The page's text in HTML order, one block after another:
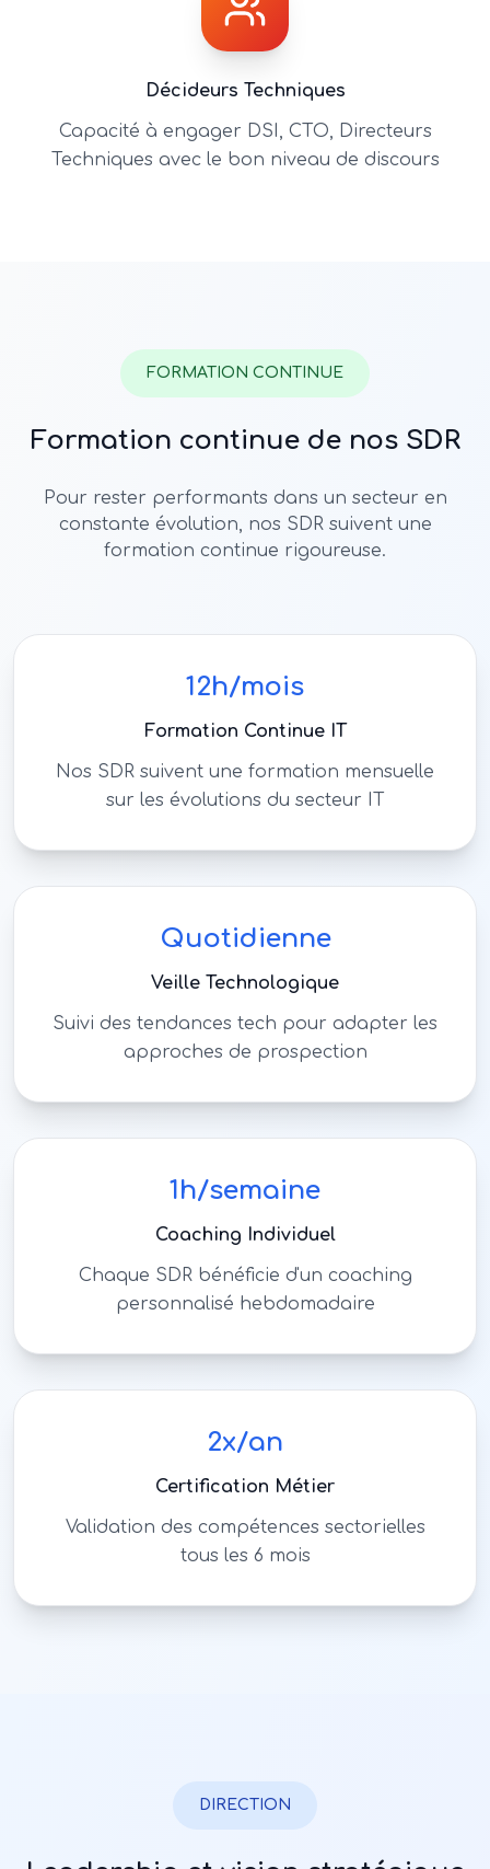
Décideurs Techniques
Capacité à engager DSI, CTO, Directeurs
Techniques avec le bon niveau de discours
FORMATION CONTINUE
Formation continue de nos SDR
Pour rester performants dans un secteur en
constante évolution, nos SDR suivent une
formation continue rigoureuse.
12h/mois
Formation Continue IT
Nos SDR suivent une formation mensuelle
sur les évolutions du secteur IT
Quotidienne
Veille Technologique
Suivi des tendances tech pour adapter les
approches de prospection
1h/semaine
Coaching Individuel
Chaque SDR bénéficie d'un coaching
personnalisé hebdomadaire
2x/an
Certification Métier
Validation des compétences sectorielles
tous les 6 mois
DIRECTION